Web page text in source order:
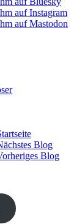
auf Instagram
auf Mastodon
Blog
Blog